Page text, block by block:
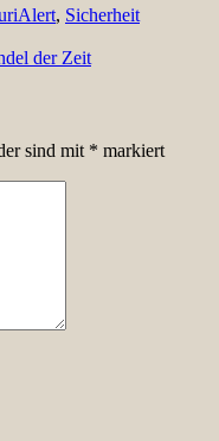
, Sicherheit
der Zeit
sind mit * markiert